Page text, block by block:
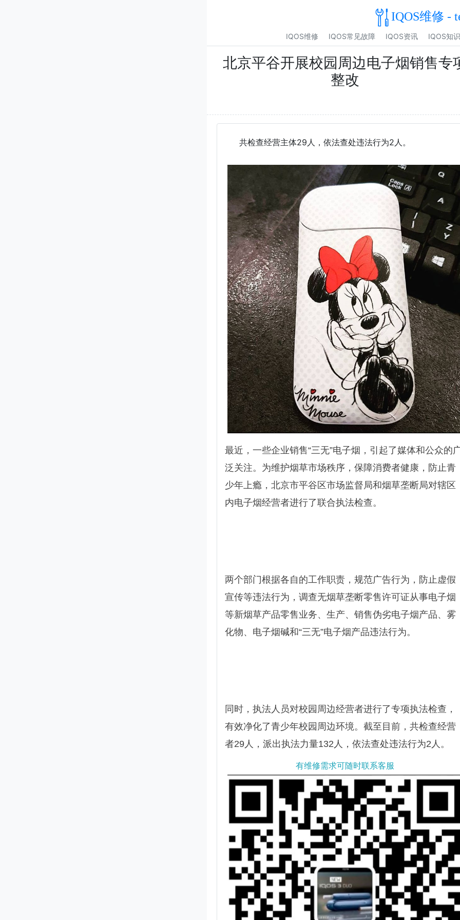
IQOS维修 -
IQOS维修 IQOS常见故障 IQOS资讯 IQOS知
北京平谷开展校园周边电子烟销售专
整改
共检查经营主体29人，依法查处违法行为2人。
最近，一些企业销售“三无”电子烟，引起了媒体和公众的
泛关注。为维护烟草市场秩序，保障消费者健康，防止青
少年上瘾，北京市平谷区市场监督局和烟草垄断局对辖区
内电子烟经营者进行了联合执法检查。
两个部门根据各自的工作职责，规范广告行为，防止虚假
宣传等违法行为，调查无烟草垄断零售许可证从事电子烟
等新烟草产品零售业务、生产、销售伪劣电子烟产品、雾
化物、电子烟碱和“三无”电子烟产品违法行为。
同时，执法人员对校园周边经营者进行了专项执法检查，
有效净化了青少年校园周边环境。截至目前，共检查经营
者29人，派出执法力量132人，依法查处违法行为2人。
有维修需求可随时联系客服